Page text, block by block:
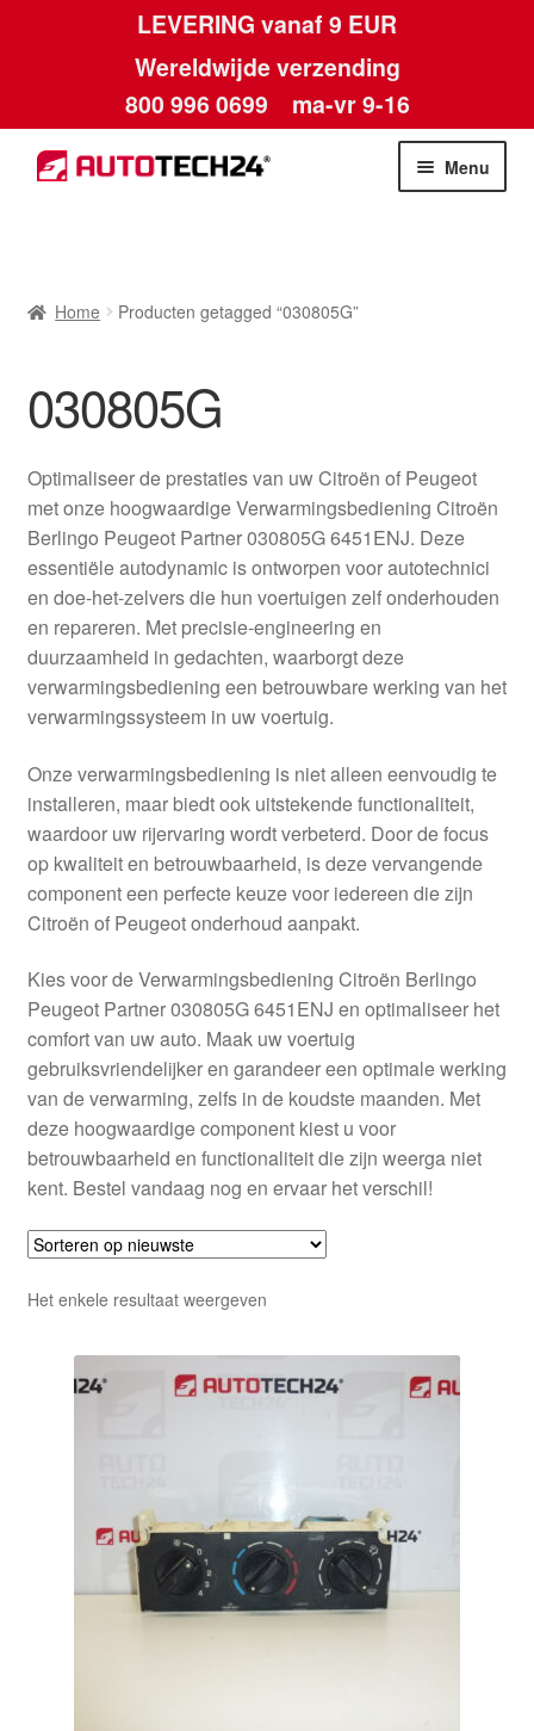
LEVERING vanaf 9 EUR
Wereldwijde verzending
800 996 0699 ma-vr 9-16
Ga
door
Ga
naar
Menu
Betalingen
Contact
Kassa
Klachten
Klachtenprocedure
Mijn account
Over ons
Privacybeleid
Wereldwijde verzending
Winkelwagen
Home Producten getagged “030805G”
030805G
Optimaliseer de prestaties van uw Citroën of Peugeot
met onze hoogwaardige Verwarmingsbediening Citroën
Berlingo Peugeot Partner 030805G 6451ENJ. Deze
essentiële autodynamic is ontworpen voor autotechnici
en doe-het-zelvers die hun voertuigen zelf onderhouden
en repareren. Met precisie-engineering en
duurzaamheid in gedachten, waarborgt deze
verwarmingsbediening een betrouwbare werking van het
verwarmingssysteem in uw voertuig.
Onze verwarmingsbediening is niet alleen eenvoudig te
installeren, maar biedt ook uitstekende functionaliteit,
waardoor uw rijervaring wordt verbeterd. Door de focus
op kwaliteit en betrouwbaarheid, is deze vervangende
component een perfecte keuze voor iedereen die zijn
Citroën of Peugeot onderhoud aanpakt.
Kies voor de Verwarmingsbediening Citroën Berlingo
Peugeot Partner 030805G 6451ENJ en optimaliseer het
comfort van uw auto. Maak uw voertuig
gebruiksvriendelijker en garandeer een optimale werking
van de verwarming, zelfs in de koudste maanden. Met
deze hoogwaardige component kiest u voor
betrouwbaarheid en functionaliteit die zijn weerga niet
kent. Bestel vandaag nog en ervaar het verschil!
Het enkele resultaat weergeven